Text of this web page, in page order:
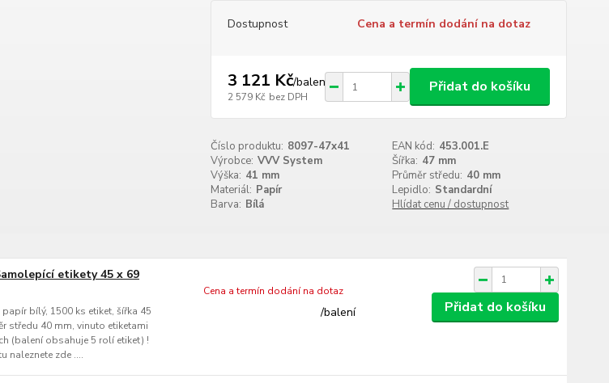
Dostupnost Cena a termín dodání na dotaz
3 121 Kč/balení
2 579 Kč bez DPH
Přidat do košíku
Číslo produktu: 8097-47x41 EAN kód: 453.001.E
Výrobce: VVV System Šířka: 47 mm
Výška: 41 mm Průměr středu: 40 mm
Materiál: Papír Lepidlo: Standardní
Barva: Bílá Hlídat cenu / dostupnost
etikety 45 x 69
bílý, 1500 ks etiket, šířka 45
středu 40 mm, vinuto etiketami
(balení obsahuje 5 rolí etiket) !
naleznete zde ....
/balení
Cena a termín dodání na dotaz
Přidat do košíku